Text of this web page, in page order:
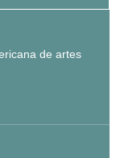
de artes